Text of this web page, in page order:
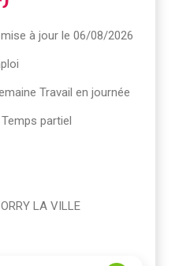
à jour le 06/08/2026
Travail en journée
partiel
LA VILLE